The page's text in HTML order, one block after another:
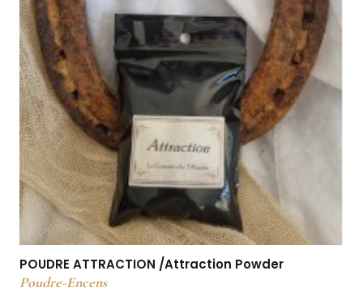
POUDRE ATTRACTION /Attraction Powder
Poudre-Encens